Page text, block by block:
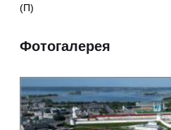
(П)
Фотогалерея